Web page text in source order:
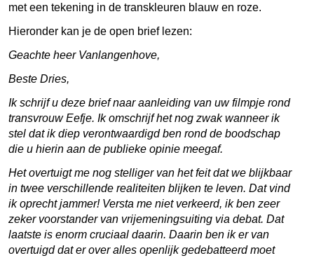
met een tekening in de transkleuren blauw en roze.
Hieronder kan je de open brief lezen:
Geachte heer Vanlangenhove,
Beste Dries,
Ik schrijf u deze brief naar aanleiding van uw filmpje rond
transvrouw Eefje. Ik omschrijf het nog zwak wanneer ik
stel dat ik diep verontwaardigd ben rond de boodschap
die u hierin aan de publieke opinie meegaf.
Het overtuigt me nog stelliger van het feit dat we blijkbaar
in twee verschillende realiteiten blijken te leven. Dat vind
ik oprecht jammer! Versta me niet verkeerd, ik ben zeer
zeker voorstander van vrijemeningsuiting via debat. Dat
laatste is enorm cruciaal daarin. Daarin ben ik er van
overtuigd dat er over alles openlijk gedebatteerd moet